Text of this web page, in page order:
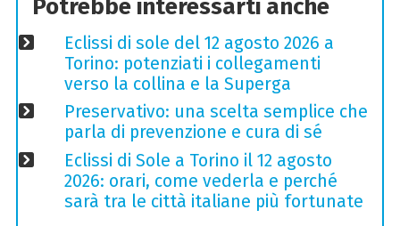
Potrebbe interessarti anche
Eclissi di sole del 12 agosto 2026 a
Torino: potenziati i collegamenti
verso la collina e la Superga
Preservativo: una scelta semplice che
parla di prevenzione e cura di sé
Eclissi di Sole a Torino il 12 agosto
2026: orari, come vederla e perché
sarà tra le città italiane più fortunate